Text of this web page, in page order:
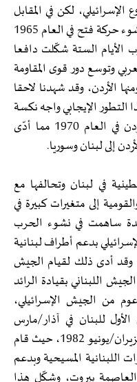
لكن في المقابل
توسع دور قوى المقاومة. وكنا شهدنا نشوء حركة فتح في العام 1965
الستة شكّلت دافعا
وتوسع دور قوى المقاومة
الأردن، وقد شهدنا لاحقا
العام 1968، لكن هذا التطور الإيجابي واجه نكسة
كبرى في أحداث أيلول الأسود في الأردن في العام 1970 مما أدّى
إلى لبنان وسوريا.
في لبنان وتحالفها مع
إلى متغيرات كبيرة في
ساهمت في نشوء الحرب
العدو الإسرائيلي بدعم أطراف لبنانية
وقد أدى ذلك لقيام الجيش
اللبناني بقيادة الرائد
من الجيش الإسرائيلي،
للبنان في آذار/مارس
1978. لكن الحدث الأهم حصل في حزيران/يونيو 1982، حيث قام
اللبنانية المسيحية وبدعم
العاصمة بيروت، وشكّل هذا